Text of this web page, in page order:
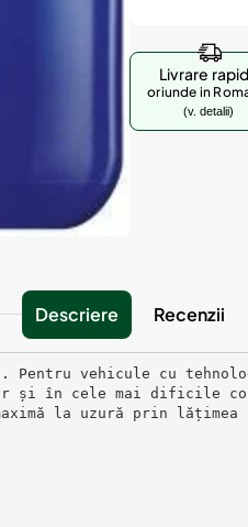
Livrare
oriunde in
(v. detalii)
Descriere Recenzii
Pentru vehicule cu
chiar și în cele mai
la uzură prin lățimea